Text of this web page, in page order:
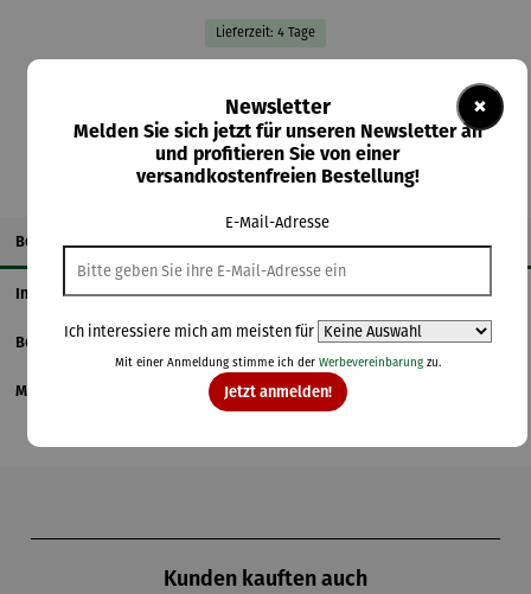
Lieferzeit: 4 Tage
Beschreibung
Informationen zum Hersteller
Bewertungen
Magazinbeitrag
Kunden kauften auch
×
Newsletter
Melden Sie sich jetzt für unseren Newsletter an
und profitieren Sie von einer
versandkostenfreien Bestellung!
E-Mail-Adresse
Ich interessiere mich am meisten für
Mit einer Anmeldung stimme ich der Werbevereinbarungzu.
Jetzt anmelden!